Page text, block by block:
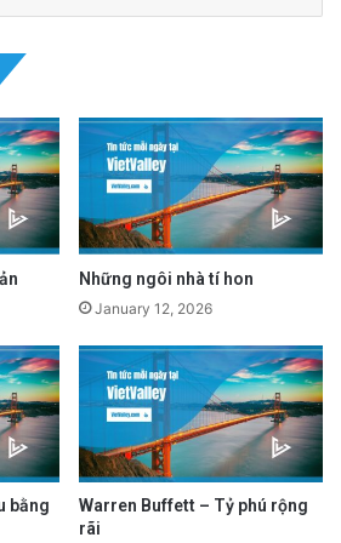
một cuộc bất hòa gia đình.
bạn gái lâu năm của anh,
mà anh cùng nuôi dạy
cuộc tranh cãi nảy lửa.
Những ngôi nhà tí hon
January 12, 2026
bằng
Warren Buffett – Tỷ phú rộng
rãi